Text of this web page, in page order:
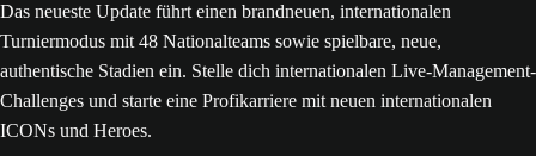
Das neueste Update führt einen brandneuen, internationalen
Turniermodus mit 48 Nationalteams sowie spielbare, neue,
authentische Stadien ein. Stelle dich internationalen Live-Management-
Challenges und starte eine Profikarriere mit neuen internationalen
ICONs und Heroes.